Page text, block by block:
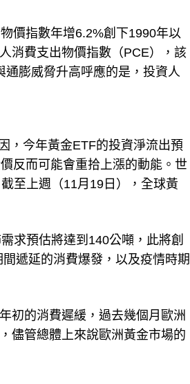
價指數年增6.2%創下1990年以
消費支出物價指數（PCE），該
膨威脅升高呼應的是，投資人
，今年黃金ETF的投資淨流出預
反而可能會重拾上漲的動能。世
至上週（11月19日），全球黃
求預估將達到140公噸，此將創
遞延的消費爆發，以及疫情時期
初的消費遲緩，過去幾個月歐洲
儘管總體上來說歐洲黃金市場的